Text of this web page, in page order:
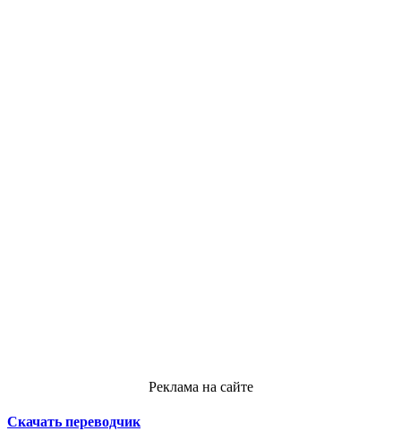
Реклама на сайте
Скачать переводчик